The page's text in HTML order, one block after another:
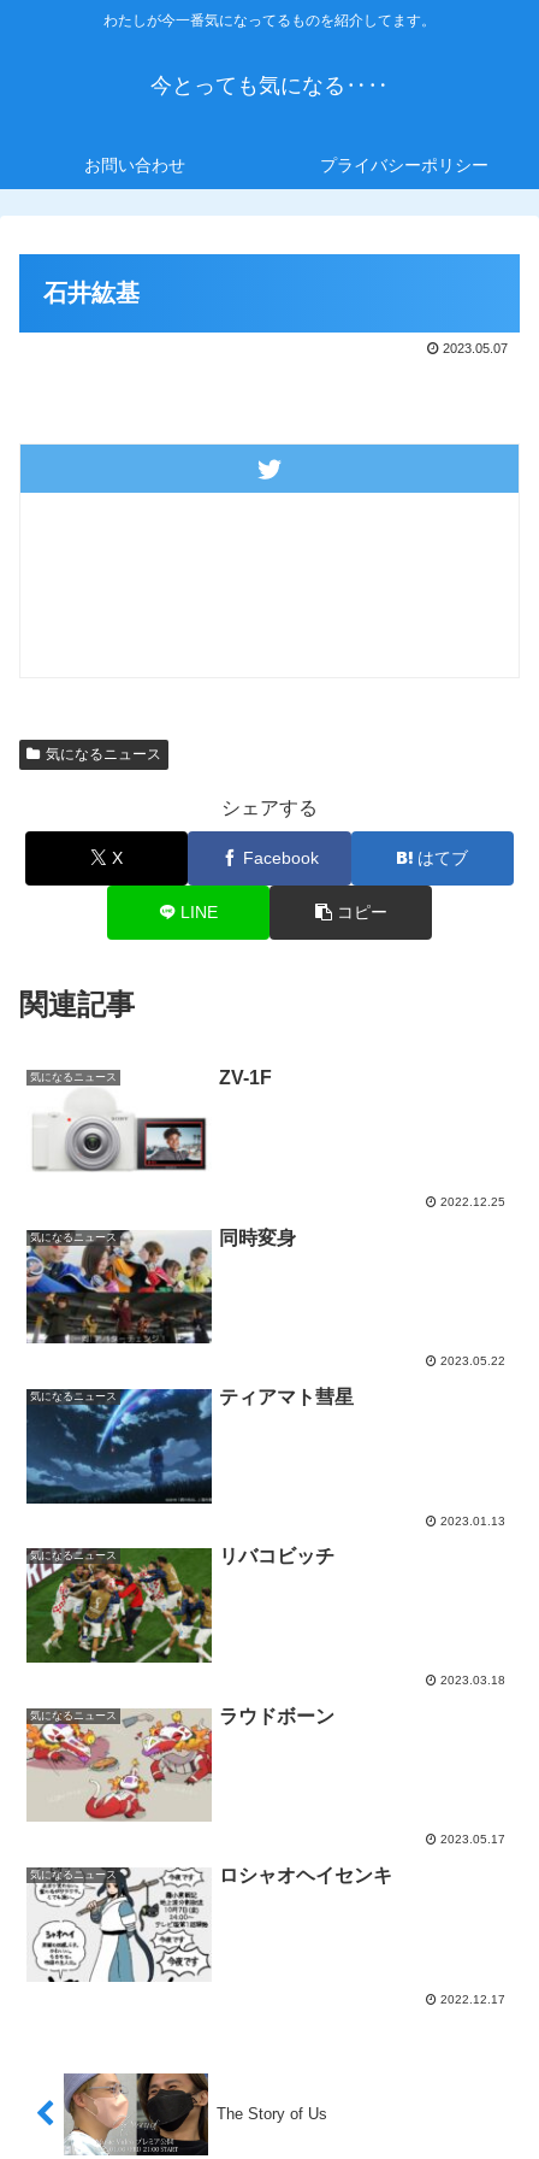
わたしが今一番気になってるものを紹介してます。
今とっても気になる‥‥
お問い合わせ プライバシーポリシー
石井紘基
2023.05.07
気になるニュース
シェアする
X Facebook はてブ
LINE コピー
関連記事
気になるニュース ZV-1F
2022.12.25
気になるニュース 同時変身
2023.05.22
気になるニュース ティアマト彗星
2023.01.13
気になるニュース リバコビッチ
2023.03.18
気になるニュース ラウドボーン
2023.05.17
気になるニュース ロシャオヘイセンキ
2022.12.17
The Story of Us